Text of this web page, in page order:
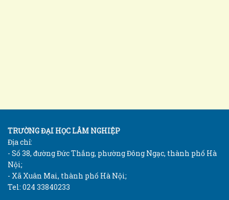
TRƯỜNG ĐẠI HỌC LÂM NGHIỆP
Địa chỉ:
- Số 38, đường Đức Thắng, phường Đông Ngạc, thành phố Hà
Nội;
- Xã Xuân Mai, thành phố Hà Nội;
Tel: 024 33840233